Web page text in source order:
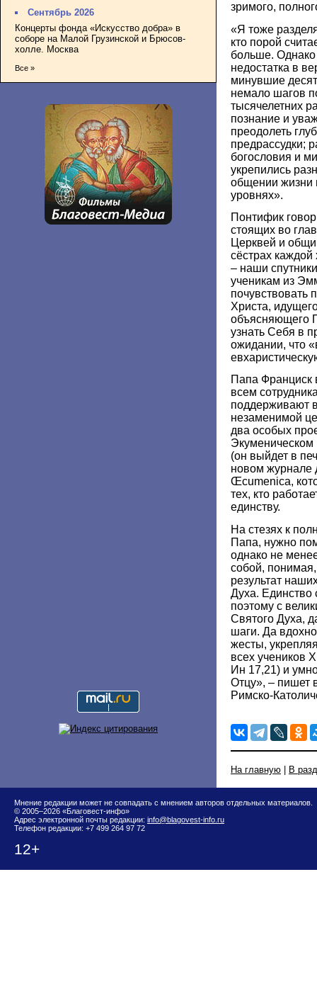
Сентябрь 2026
Концерты фонда «Искусство добра» в
соборе на Малой Грузинской и Брюсов-
холле. Москва
Все »
зримого,
«Я тоже
кто порой
больше.
недостатка в
минувшие
немало шагов
тысячелетних
познание и
преодолеть
предрассудки;
богословия и
укрепились
общении жизни
уровнях».
Понтифик
стоящих во
Церквей и
сёстрах каждой
– наши
ученикам из
почувствовать
Христа,
объясняющего
узнать Себя в
ожидании, что
Папа Франциск
всем
поддерживают
незаменимой
два особых
Экуменическом
(он выйдет в
новом журнале
Œcumenica,
тех, кто
единству.
На стезях к
Папа, нужно
однако не
собой, понимая,
результат
Духа. Единство
поэтому с
Святого Духа,
шаги. Да
жесты,
всех учеников
Ин 17,21) и
Отцу», – пишет
Римско-
На главную В
Мнение редакции может не совпадать с мнением авторов отдельных материалов.
© 2005–2026 «Благовест-инфо»
Адрес электронной почты редакции: info@blagovest-info.ru
Телефон редакции: +7 499 264 97 72
12+